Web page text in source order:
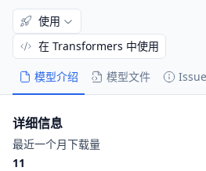
模型介绍 模型文件
使用
在 Transformers 中使用
详细信息
最近一个月下载量
11